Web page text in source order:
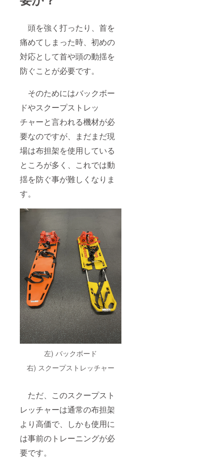
頭を強く打ったり、首を
痛めてしまった時、初めの
対応として首や頭の動揺を
防ぐことが必要です。
そのためにはバックボー
ドやスクープストレッ
チャーと言われる機材が必
要なのですが、まだまだ現
場は布担架を使用している
ところが多く、これでは動
揺を防ぐ事が難しくなりま
す。
左) バックボード
右) スクープストレッチャー
ただ、このスクープスト
レッチャーは通常の布担架
より高価で、しかも使用に
は事前のトレーニングが必
要です。